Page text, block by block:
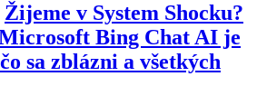
Žijeme v System Shocku?
Bing Chat AI je
sa zblázni a všetkých